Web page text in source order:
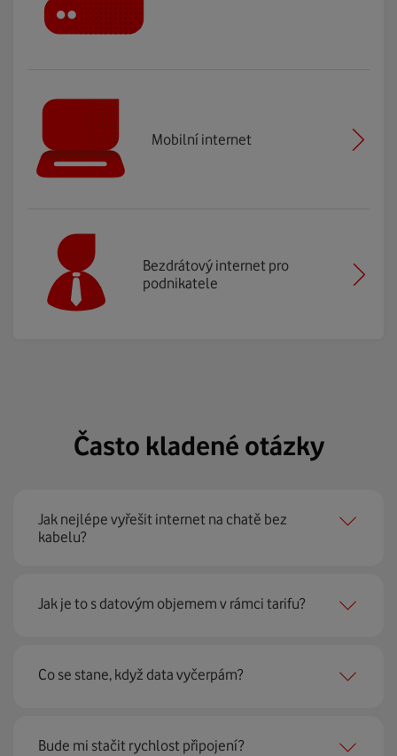
Mobilní internet
Bezdrátový internet pro
podnikatele
Často kladené otázky
Jak nejlépe vyřešit internet na chatě bez
kabelu?
Máte-li na chatě mobilní signál Vodafonu, pořiďte si náš
internet bez kabelu. Díky modemu GigaCube hravě
Jak je to s datovým objemem v rámci tarifu?
K dispozici máte neomezené množství dat. Po vyčerpání
600 GB však dojde ke snížení rychlosti.
Co se stane, když data vyčerpám?
Po vyčerpání 600GB limitu dojde k omezení rychlosti
Bude mi stačit rychlost připojení?